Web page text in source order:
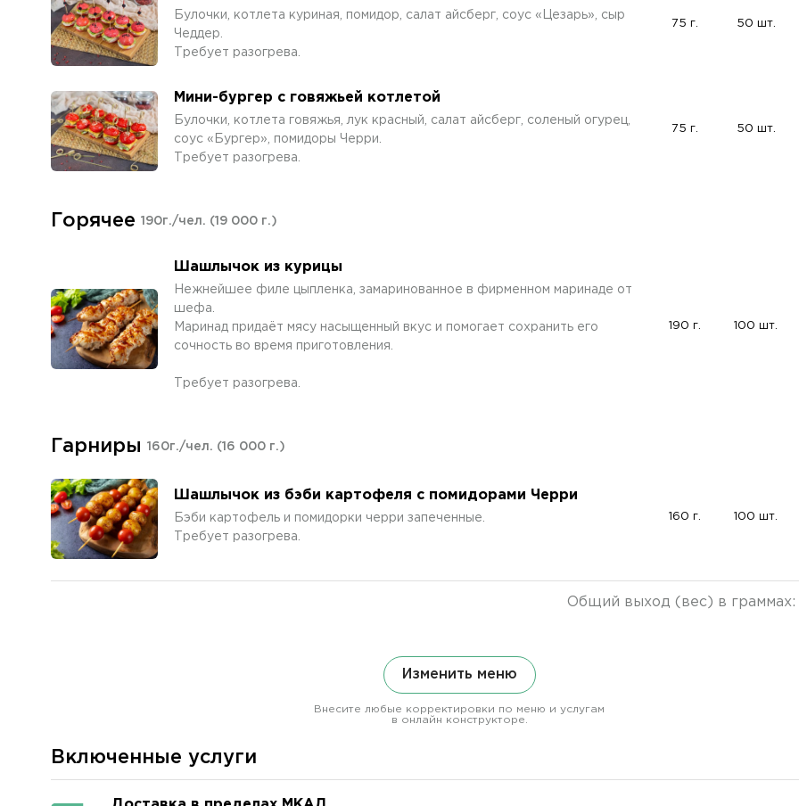
Булочки, котлета куриная, помидор, салат айсберг, соус «Цезарь», сыр
Чеддер.
Требует разогрева.
75 г. 50 шт.
Мини-бургер с говяжьей котлетой
Булочки, котлета говяжья, лук красный, салат айсберг, соленый огурец,
соус «Бургер», помидоры Черри.
Требует разогрева.
75 г. 50 шт.
Горячее 190г./чел. (19 000 г.)
Шашлычок из курицы
Нежнейшее филе цыпленка, замаринованное в фирменном маринаде от
шефа.
Маринад придаёт мясу насыщенный вкус и помогает сохранить его
сочность во время приготовления.
Требует разогрева.
190 г. 100 шт.
Гарниры 160г./чел. (16 000 г.)
Шашлычок из бэби картофеля с помидорами Черри
Бэби картофель и помидорки черри запеченные.
Требует разогрева.
160 г. 100 шт.
Общий выход (вес) в граммах:
Изменить меню
Внесите любые корректировки по меню и услугам
в онлайн конструкторе.
Включенные услуги